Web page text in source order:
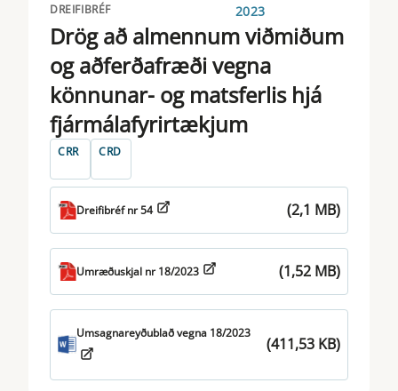
DREIFIBRÉF
2023
Drög að almennum viðmiðum
og aðferðafræði vegna
könnunar- og matsferlis hjá
fjármálafyrirtækjum
CRR CRD
Dreifibréf nr 54 (2,1 MB)
Umræðuskjal nr 18/2023 (1,52 MB)
Umsagnareyðublað vegna 18/2023
(411,53 KB)